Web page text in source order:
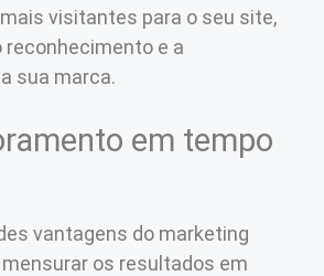
visitantes para o seu site,
reconhecimento e a
sua marca.
em tempo
vantagens do marketing
os resultados em